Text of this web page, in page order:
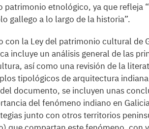
patrimonio etnológico, ya que refleja
gallego a lo largo de la historia”.
con la Ley del patrimonio cultural de
incluye un análisis general de las
así como una revisión de la
tipológicos de arquitectura
documento, se incluyen unas
del fenómeno indiano en
junto con otros territorios